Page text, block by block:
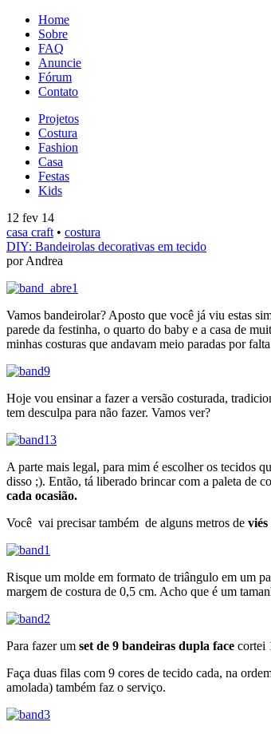
Home
Sobre
FAQ
Anuncie
Fórum
Contato
Projetos
Costura
Fashion
Casa
Festas
Kids
12 fev 14
casa craft • costura
DIY: Bandeirolas decorativas em tecido
por Andrea
Vamos bandeirolar? Aposto que você já viu estas
parede da festinha, o quarto do baby e a casa de
minhas costuras que andavam meio paradas por
Hoje vou ensinar a fazer a versão costurada,
tem desculpa para não fazer. Vamos ver?
A parte mais legal, para mim é escolher os tecidos
disso ;). Então, tá liberado brincar com a paleta de
cada ocasião.
Você vai precisar também de alguns metros de
Risque um molde em formato de triângulo em um
margem de costura de 0,5 cm. Acho que é um
Para fazer um set de 9 bandeiras dupla face cortei
Faça duas filas com 9 cores de tecido cada, na
amolada) também faz o serviço.